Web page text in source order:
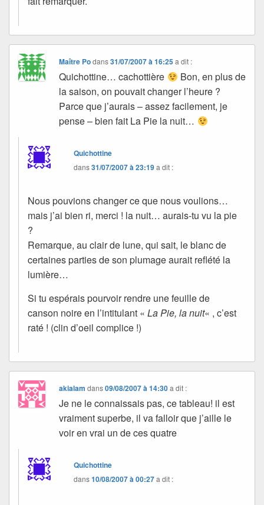
Maître Podans31/07/2007 à 16:25 a dit :
Quichottine… cachottière
Bon, en plus de
la saison, on pouvait changer l’heure ?
Parce que j’aurais – assez facilement, je
pense – bien fait La Pie la nuit…
Quichottine
dans31/07/2007 à 23:19a dit :
Nous pouvions changer ce que nous voulions…
mais j’ai bien ri, merci ! la nuit… aurais-tu vu la pie
?
Remarque, au clair de lune, qui sait, le blanc de
certaines parties de son plumage aurait reflété la
lumière…
Si tu espérais pourvoir rendre une feuille de
canson noire en l’intitulant « La Pie, la nuit« , c’est
raté ! (clin d’oeil complice !)
akialam dans09/08/2007 à 14:30 a dit :
Je ne le connaissais pas, ce tableau! il est
vraiment superbe, il va falloir que j’aille le
voir en vrai un de ces quatre
Quichottine
dans10/08/2007 à 00:27a dit :